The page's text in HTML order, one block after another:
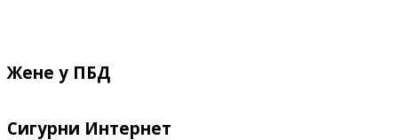
Жене у ПБД
Сигурни Интернет